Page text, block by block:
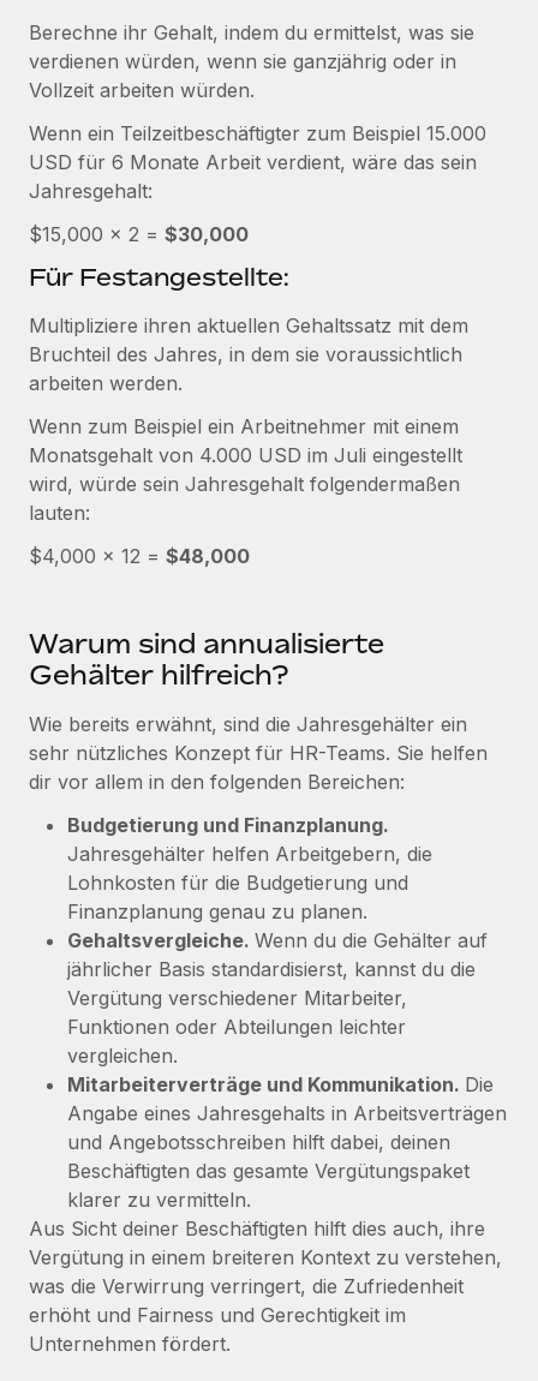
Geräten
Gründung von Niederlassungen
Schnelle, rechtssichere Gründung von
Niederlassungen
Mobilität und Relocation
Mühelose Relocation von Mitarbeiter:innen
Benefits
Mühelose Verwaltung von Benefits
Revolution des Enterprise Contractor
Managements – die Erfolgsgeschichte einer
globalen Content-Agentur mit Remote
Auf einen Blick Erfahre mehr über die unglaubliche
Contractor Management
Den Blog erkunden
BLOG
Gusto und Zero und Contractor Management
Plus
Auch im neuen Jahr wollen wir bei Remote Unternehmen
aller Größen dabei unterstützen, die beste...
Mehr erfahren
Wie Phiture 55 Mitarbeiter:innen in 19 Ländern
mit Remote verwaltet
Wachstumsberatung für mobile Apps. Das...
Mehr erfahren
Berechne ihr Gehalt, indem du ermittelst, was sie
verdienen würden, wenn sie ganzjährig oder in
Vollzeit arbeiten würden.
Wenn ein Teilzeitbeschäftigter zum Beispiel 15.000
USD für 6 Monate Arbeit verdient, wäre das sein
Jahresgehalt:
$15,000 × 2 = $30,000
Für Festangestellte:
Multipliziere ihren aktuellen Gehaltssatz mit dem
Bruchteil des Jahres, in dem sie voraussichtlich
arbeiten werden.
Wenn zum Beispiel ein Arbeitnehmer mit einem
Monatsgehalt von 4.000 USD im Juli eingestellt
wird, würde sein Jahresgehalt folgendermaßen
lauten:
$4,000 × 12 = $48,000
Warum sind annualisierte
Gehälter hilfreich?
Wie bereits erwähnt, sind die Jahresgehälter ein
sehr nützliches Konzept für HR-Teams. Sie helfen
dir vor allem in den folgenden Bereichen:
Budgetierung und Finanzplanung.
Jahresgehälter helfen Arbeitgebern, die
Lohnkosten für die Budgetierung und
Finanzplanung genau zu planen.
Gehaltsvergleiche. Wenn du die Gehälter auf
jährlicher Basis standardisierst, kannst du die
Vergütung verschiedener Mitarbeiter,
Funktionen oder Abteilungen leichter
vergleichen.
Mitarbeiterverträge und Kommunikation. Die
Angabe eines Jahresgehalts in Arbeitsverträgen
und Angebotsschreiben hilft dabei, deinen
Beschäftigten das gesamte Vergütungspaket
klarer zu vermitteln.
Aus Sicht deiner Beschäftigten hilft dies auch, ihre
Vergütung in einem breiteren Kontext zu verstehen,
was die Verwirrung verringert, die Zufriedenheit
erhöht und Fairness und Gerechtigkeit im
Unternehmen fördert.